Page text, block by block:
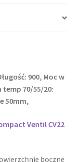
900, Moc w
temp 70/55/20:
50mm,
Ventil CV22
boczne